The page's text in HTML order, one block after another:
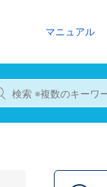
マニュアル